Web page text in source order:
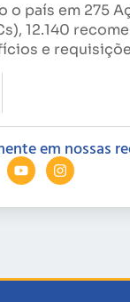
país em 275
12.140
e
em nossas